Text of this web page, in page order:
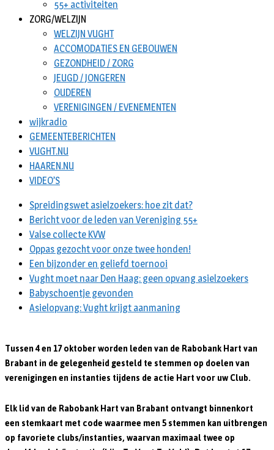
55+ activiteiten
ZORG/WELZIJN
WELZIJN VUGHT
ACCOMODATIES EN GEBOUWEN
GEZONDHEID / ZORG
JEUGD / JONGEREN
OUDEREN
VERENIGINGEN / EVENEMENTEN
wijkradio
GEMEENTEBERICHTEN
VUGHT.NU
HAAREN.NU
VIDEO’S
Spreidingswet asielzoekers: hoe zit dat?
Bericht voor de leden van Vereniging 55+
Valse collecte KVW
Oppas gezocht voor onze twee honden!
Een bijzonder en geliefd toernooi
Vught moet naar Den Haag: geen opvang asielzoekers
Babyschoentje gevonden
Asielopvang: Vught krijgt aanmaning
Tussen 4 en 17 oktober worden leden van de Rabobank Hart van
Brabant in de gelegenheid gesteld te stemmen op doelen van
verenigingen en instanties tijdens de actie Hart voor uw Club.
Elk lid van de Rabobank Hart van Brabant ontvangt binnenkort
een stemkaart met code waarmee men 5 stemmen kan uitbrengen
op favoriete clubs/instanties, waarvan maximaal twee op